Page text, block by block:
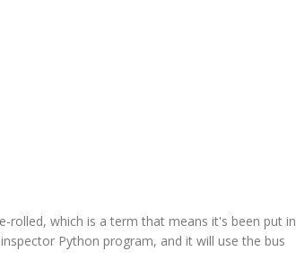
-rolled, which is a term that means it's been put in
Python program, and it will use the bus